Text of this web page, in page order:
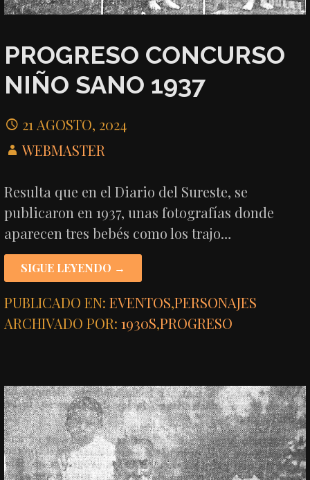
PROGRESO CONCURSO
NIÑO SANO 1937
21 AGOSTO, 2024
WEBMASTER
Resulta que en el Diario del Sureste, se
publicaron en 1937, unas fotografías donde
aparecen tres bebés como los trajo…
SIGUE LEYENDO →
PUBLICADO EN:EVENTOS,PERSONAJES
ARCHIVADO POR:1930S,PROGRESO